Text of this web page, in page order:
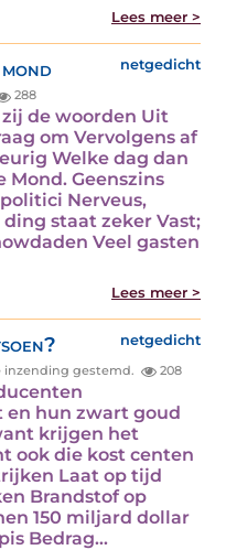
Lees meer >
netgedicht
288
de woorden Uit
om Vervolgens af
Welke dag dan
Mond. Geenszins
Nerveus,
staat zeker Vast;
Veel gasten
Lees meer >
netgedicht
inzending gestemd. 208
en hun zwart goud
krijgen het
ook die kost centen
Laat op tijd
Brandstof op
150 miljard dollar
Bedrag…